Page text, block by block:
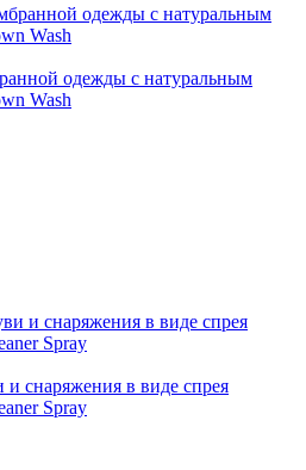
одежды с натуральным
Wash
и снаряжения в виде спрея
Spray